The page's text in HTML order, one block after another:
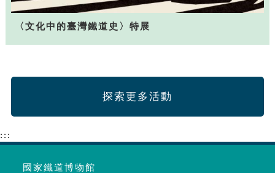
〈文化中的臺灣鐵道史〉特展
探索更多活動
:::
國家鐵道博物館